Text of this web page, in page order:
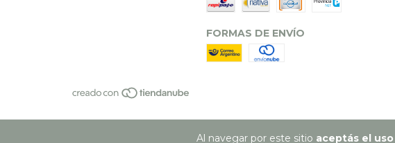
Al navegar por este sitio aceptás el
FORMAS DE ENVÍO